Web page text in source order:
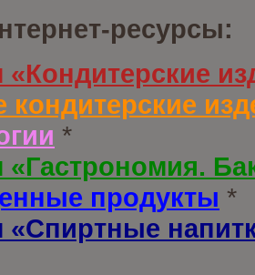
ресурсы:
*
продукты *